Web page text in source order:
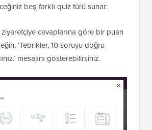
beş farklı quiz türü sunar:
ziyaretçiye cevaplarına göre bir puan
‘Tebrikler, 10 soruyu doğru
mesajını gösterebilirsiniz.